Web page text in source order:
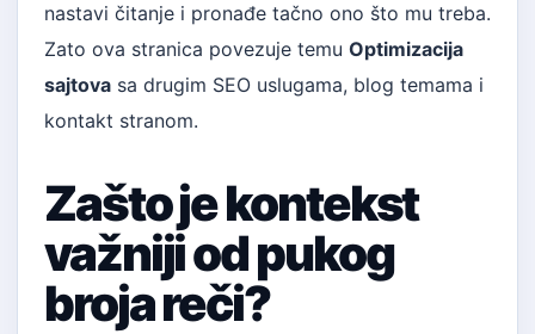
nastavi čitanje i pronađe tačno ono što mu treba.
Zato ova stranica povezuje temu Optimizacija
sajtova sa drugim SEO uslugama, blog temama i
kontakt stranom.
Zašto je kontekst
važniji od pukog
broja reči?